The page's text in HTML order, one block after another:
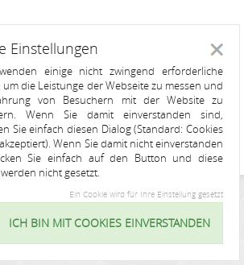
Datenschutzerklärung
Kontakt
Cookie
Einstellungen
einige nicht zwingend erforderliche
um die Leistunge der Webseite zu messen und
von Besuchern mit der Website zu
Wenn Sie damit einverstanden sind,
Sie einfach diesen Dialog (Standard: Cookies
Wenn Sie damit nicht einverstanden
Sie einfach auf den Button und diese
nicht gesetzt.
Ein Cookie wird für Ihre Einstellung gesetzt
ICH BIN MIT COOKIES EINVERSTANDEN